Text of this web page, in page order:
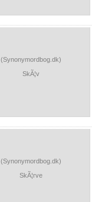
(Synonymordbog.dk)
SkÃ¦v
(Synonymordbog.dk)
SkÃ¦rve